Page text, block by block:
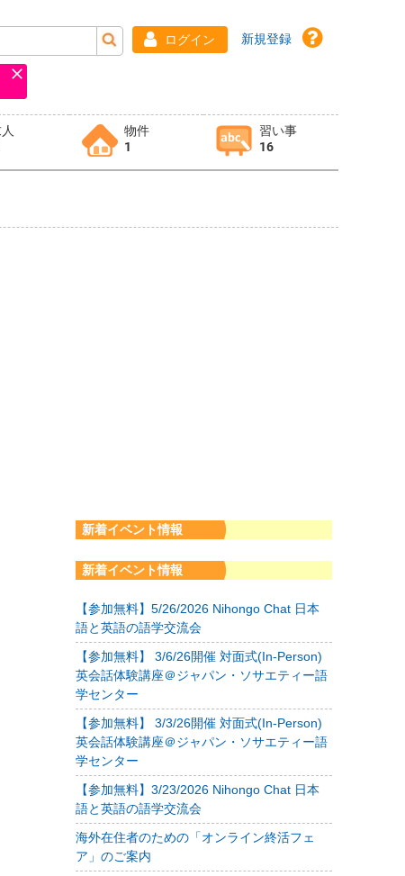
ログイン 新規登録
物件
1
習い事
16
新着イベント情報
新着イベント情報
【参加無料】5/26/2026 Nihongo Chat 日本
語と英語の語学交流会
【参加無料】 3/6/26開催 対面式(In-Person)
英会話体験講座＠ジャパン・ソサエティー語
学センター
【参加無料】 3/3/26開催 対面式(In-Person)
英会話体験講座＠ジャパン・ソサエティー語
学センター
【参加無料】3/23/2026 Nihongo Chat 日本
語と英語の語学交流会
海外在住者のための「オンライン終活フェ
ア」のご案内